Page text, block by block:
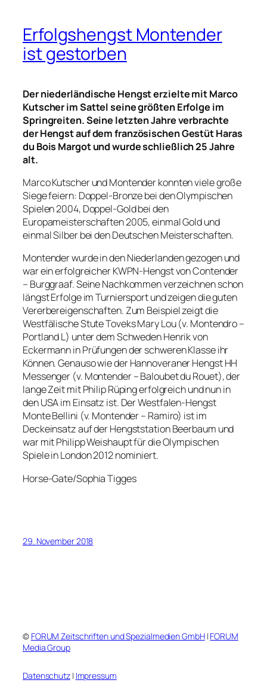
Erfolgshengst Montender
ist gestorben
Der niederländische Hengst erzielte mit Marco
Kutscher im Sattel seine größten Erfolge im
Springreiten. Seine letzten Jahre verbrachte
der Hengst auf dem französischen Gestüt Haras
du Bois Margot und wurde schließlich 25 Jahre
alt.
Marco Kutscher und Montender konnten viele große
Siege feiern: Doppel-Bronze bei den Olympischen
Spielen 2004, Doppel-Gold bei den
Europameisterschaften 2005, einmal Gold und
einmal Silber bei den Deutschen Meisterschaften.
Montender wurde in den Niederlanden gezogen und
war ein erfolgreicher KWPN-Hengst von Contender
– Burggraaf. Seine Nachkommen verzeichnen schon
längst Erfolge im Turniersport und zeigen die guten
Vererbereigenschaften. Zum Beispiel zeigt die
Westfälische Stute Toveks Mary Lou (v. Montendro –
Portland L) unter dem Schweden Henrik von
Eckermann in Prüfungen der schweren Klasse ihr
Können. Genauso wie der Hannoveraner Hengst HH
Messenger (v. Montender – Baloubet du Rouet), der
lange Zeit mit Philip Rüping erfolgreich und nun in
den USA im Einsatz ist. Der Westfalen-Hengst
Monte Bellini (v. Montender – Ramiro) ist im
Deckeinsatz auf der Hengststation Beerbaum und
war mit Philipp Weishaupt für die Olympischen
Spiele in London 2012 nominiert.
Horse-Gate/Sophia Tigges
29. November 2018
© FORUM Zeitschriften und Spezialmedien GmbH| FORUM
Media Group
Datenschutz| Impressum